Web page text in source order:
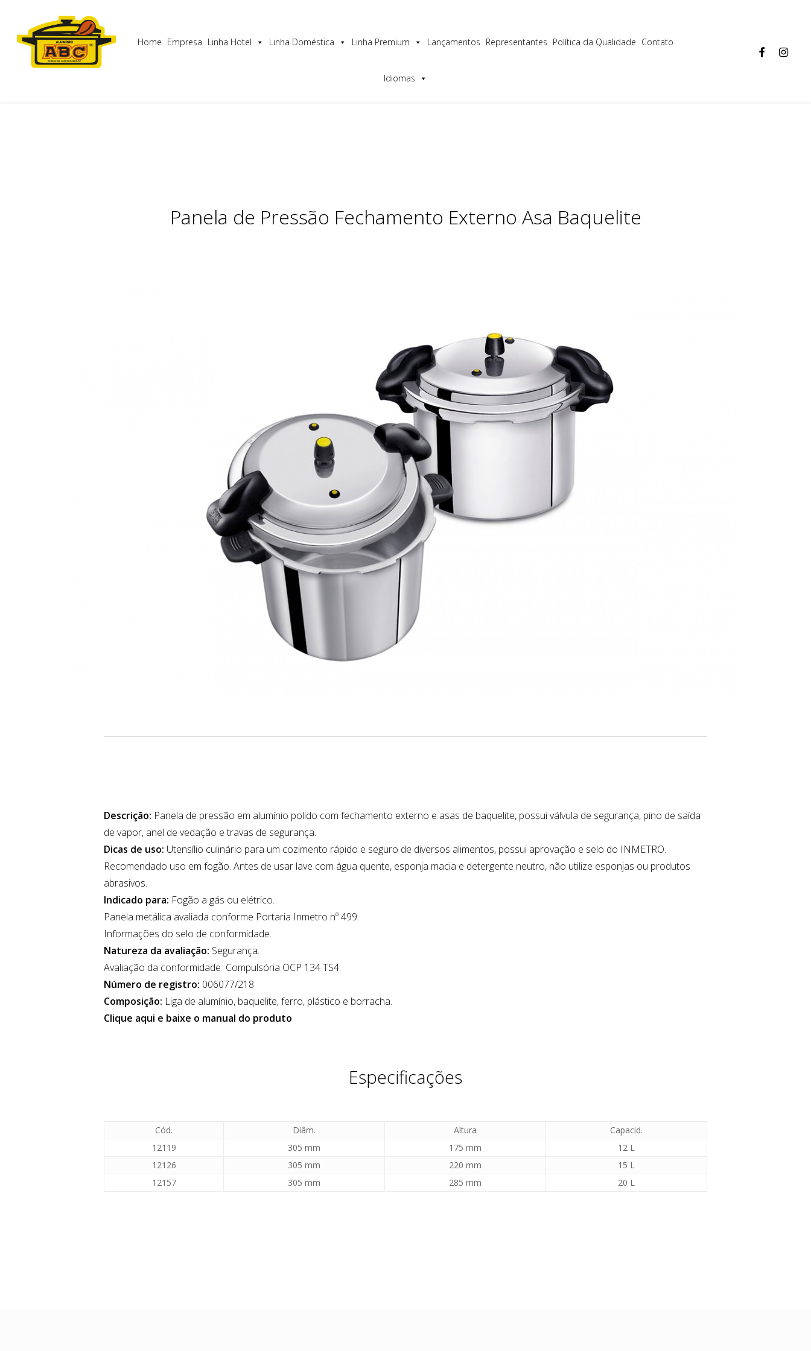
Utilizamos cookies para garantir que lhe proporcionamos a melhor experiência no nosso site.
main
content
Home Empresa Linha Hotel Linha Doméstica Linha Premium Lançamentos Representantes Política da Qualidade Contato
Idiomas
facebookinstagram
Panela de Pressão Fechamento Externo Asa Baquelite
Descrição: Panela de pressão em alumínio polido com fechamento externo e asas de baquelite, possui válvula de segurança, pino de saída
de vapor, anel de vedação e travas de segurança.
Dicas de uso: Utensílio culinário para um cozimento rápido e seguro de diversos alimentos, possui aprovação e selo do INMETRO.
Recomendado uso em fogão. Antes de usar lave com água quente, esponja macia e detergente neutro, não utilize esponjas ou produtos
abrasivos.
Indicado para: Fogão a gás ou elétrico.
Panela metálica avaliada conforme Portaria Inmetro nº 499.
Informações do selo de conformidade.
Natureza da avaliação: Segurança.
Avaliação da conformidade Compulsória OCP 134 TS4.
Número de registro: 006077/218
Composição: Liga de alumínio, baquelite, ferro, plástico e borracha.
Clique aqui e baixe o manual do produto
Especificações
Cód. Diâm. Altura
Capacid.
12119
305 mm 175 mm
12 L
12126
305 mm 220 mm
15 L
12157
305 mm 285 mm 20 L